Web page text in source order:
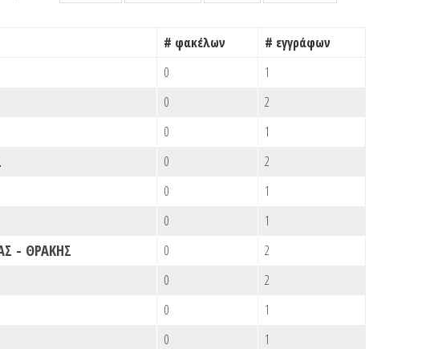
# φακέλων # εγγράφων
0 1
0 2
0 1
0 2
0 1
0 1
- ΘΡΑΚΗΣ 0 2
0 2
0 1
0 1